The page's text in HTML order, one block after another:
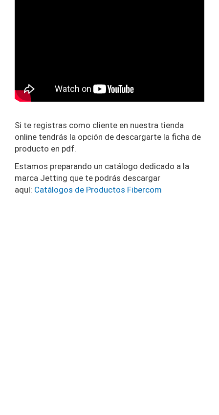
Si te registras como cliente en nuestra tienda
online tendrás la opción de descargarte la ficha de
producto en pdf.
Estamos preparando un catálogo dedicado a la
marca Jetting que te podrás descargar
aquí: Catálogos de Productos Fibercom